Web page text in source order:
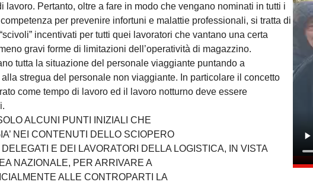
Pertanto, oltre a fare in modo che vengano nominati in tutti i
per prevenire infortuni e malattie professionali, si tratta di
incentivati per tutti quei lavoratori che vantano una certa
gravi forme di limitazioni dell’operatività di magazzino.
tutta la situazione del personale viaggiante puntando a
stregua del personale non viaggiante. In particolare il concetto
come tempo di lavoro ed il lavoro notturno deve essere
ALCUNI PUNTI INIZIALI CHE
NEI CONTENUTI DELLO SCIOPERO
E DEI LAVORATORI DELLA LOGISTICA, IN VISTA
NAZIONALE, PER ARRIVARE A
ALLE CONTROPARTI LA